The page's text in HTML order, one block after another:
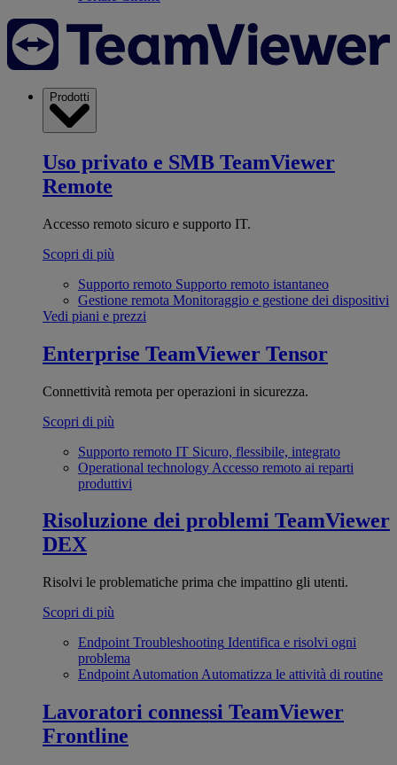
Prodotti
Uso privato e SMB TeamViewer
Remote
Accesso remoto sicuro e supporto IT.
Scopri di più
Supporto remoto Supporto remoto istantaneo
Gestione remota Monitoraggio e gestione dei dispositivi
Vedi piani e prezzi
Enterprise TeamViewer Tensor
Connettività remota per operazioni in sicurezza.
Scopri di più
Supporto remoto IT Sicuro, flessibile, integrato
Operational technology Accesso remoto ai reparti
produttivi
Risoluzione dei problemi TeamViewer
DEX
Risolvi le problematiche prima che impattino gli utenti.
Scopri di più
Endpoint Troubleshooting Identifica e risolvi ogni
problema
Endpoint Automation Automatizza le attività di routine
Lavoratori connessi TeamViewer
Frontline